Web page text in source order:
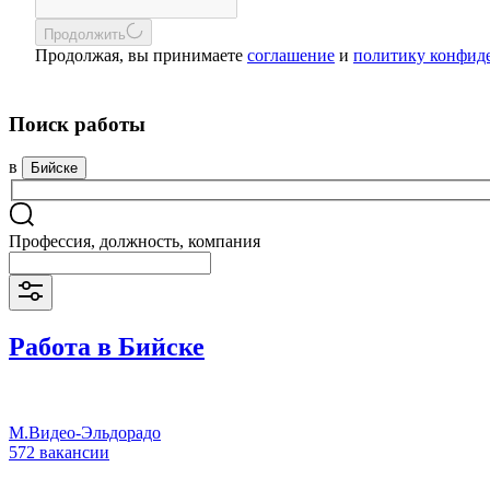
Продолжить
Продолжая, вы принимаете соглашение и политику
Поиск работы
в Бийске
Профессия, должность, компания
Работа в Бийске
М.Видео-Эльдорадо
572 вакансии